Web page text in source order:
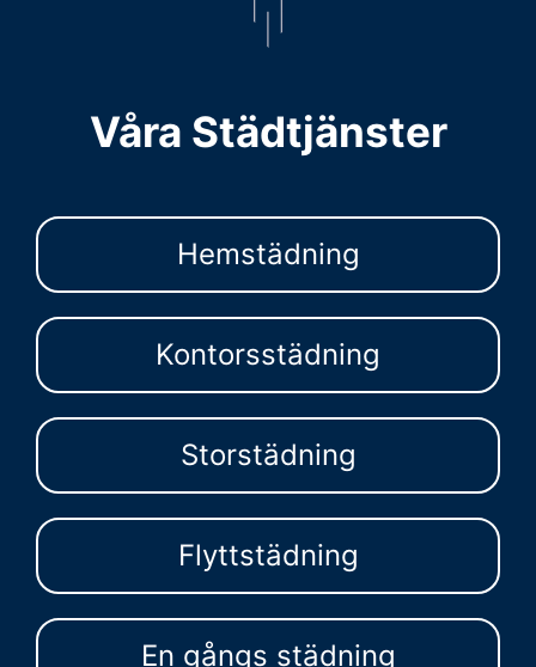
Våra Städtjänster
Hemstädning
Kontorsstädning
Storstädning
Flyttstädning
En gångs städning